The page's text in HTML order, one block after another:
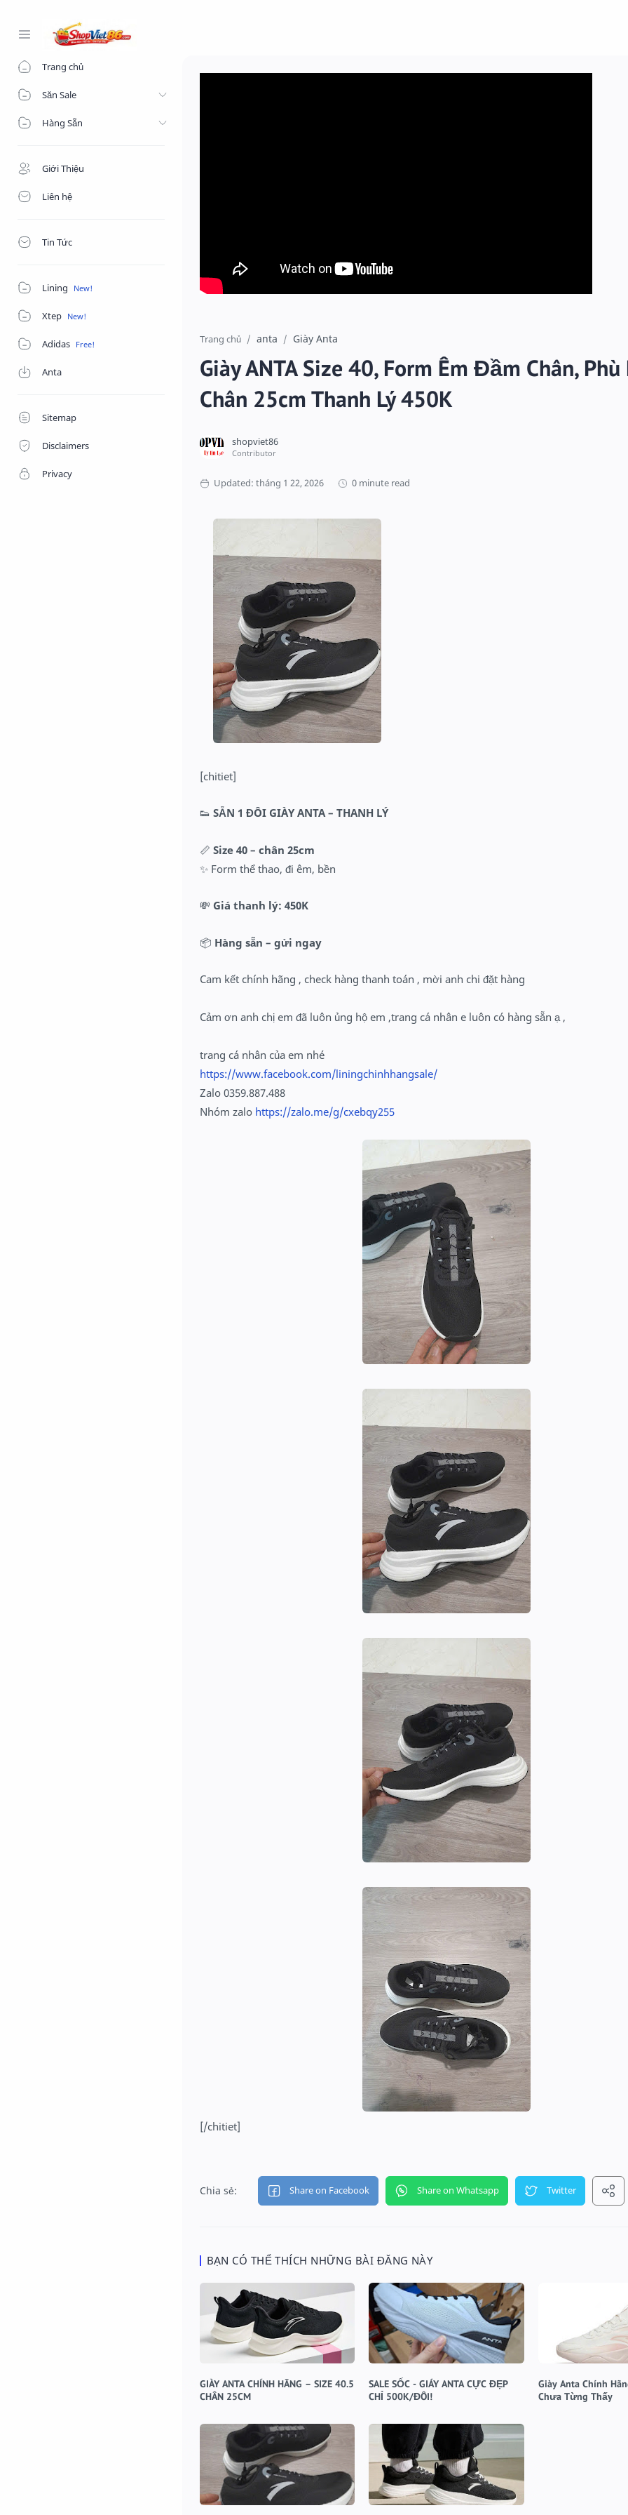
Trang chủ
Săn Sale
Hàng Sẵn
Giới Thiệu
Liên hệ
Tin Tức
Lining
Xtep
Adidas
Anta
Sitemap
Disclaimers
Privacy
Trang chủ anta Giày Anta
Giày ANTA Size 40, Form Êm Đầm Chân,
Chân 25cm Thanh Lý 450K
0 minute read
[chitiet]
👟 SẴN 1 ĐÔI GIÀY ANTA – THANH LÝ
📏 Size 40 – chân 25cm
✨ Form thể thao, đi êm, bền
💸 Giá thanh lý: 450K
📦 Hàng sẵn – gửi ngay
Cam kết chính hãng , check hàng thanh toán , mời anh chi đặt hàng
Cảm ơn anh chị em đã luôn ủng hộ em ,trang cá nhân e luôn có hàng sẵn ạ ,
trang cá nhân của em nhé
https://www.facebook.com/liningchinhhangsale/
Zalo 0359.887.488
Nhóm zalo https://zalo.me/g/cxebqy255
[/chitiet]
BẠN CÓ THỂ THÍCH NHỮNG BÀI ĐĂNG NÀY
GIÀY ANTA CHÍNH HÃNG – SIZE 40.5
CHÂN 25CM
SALE SỐC - GIÁY ANTA CỰC ĐẸP
CHỈ 500K/ĐÔI!
Giày Anta Chính
Chưa Từng Thấy